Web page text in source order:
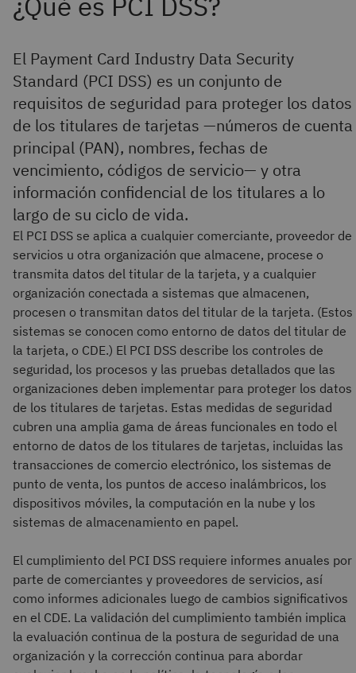
El Payment Card Industry Data Security
Standard (PCI DSS) es un conjunto de
requisitos de seguridad para proteger los datos
de los titulares de tarjetas —números de cuenta
principal (PAN), nombres, fechas de
vencimiento, códigos de servicio— y otra
información confidencial de los titulares a lo
largo de su ciclo de vida.
El PCI DSS se aplica a cualquier comerciante, proveedor de
servicios u otra organización que almacene, procese o
transmita datos del titular de la tarjeta, y a cualquier
organización conectada a sistemas que almacenen,
procesen o transmitan datos del titular de la tarjeta. (Estos
sistemas se conocen como entorno de datos del titular de
la tarjeta, o CDE.) El PCI DSS describe los controles de
seguridad, los procesos y las pruebas detallados que las
organizaciones deben implementar para proteger los datos
de los titulares de tarjetas. Estas medidas de seguridad
cubren una amplia gama de áreas funcionales en todo el
entorno de datos de los titulares de tarjetas, incluidas las
transacciones de comercio electrónico, los sistemas de
punto de venta, los puntos de acceso inalámbricos, los
dispositivos móviles, la computación en la nube y los
sistemas de almacenamiento en papel.
El cumplimiento del PCI DSS requiere informes anuales por
parte de comerciantes y proveedores de servicios, así
como informes adicionales luego de cambios significativos
en el CDE. La validación del cumplimiento también implica
la evaluación continua de la postura de seguridad de una
organización y la corrección continua para abordar